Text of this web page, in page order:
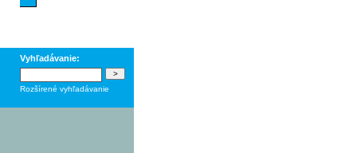
Vyhľadávanie:
Rozšírené vyhľadávanie